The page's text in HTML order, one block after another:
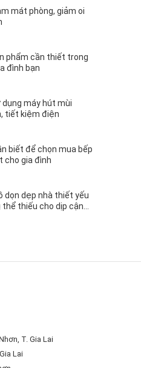
mát phòng, giảm oi
phẩm cần thiết trong
đình bạn
dụng máy hút mùi
tiết kiệm điện
biết để chọn mua bếp
cho gia đình
dọn dẹp nhà thiết yếu
thể thiếu cho dịp cận
T. Gia Lai
Lai